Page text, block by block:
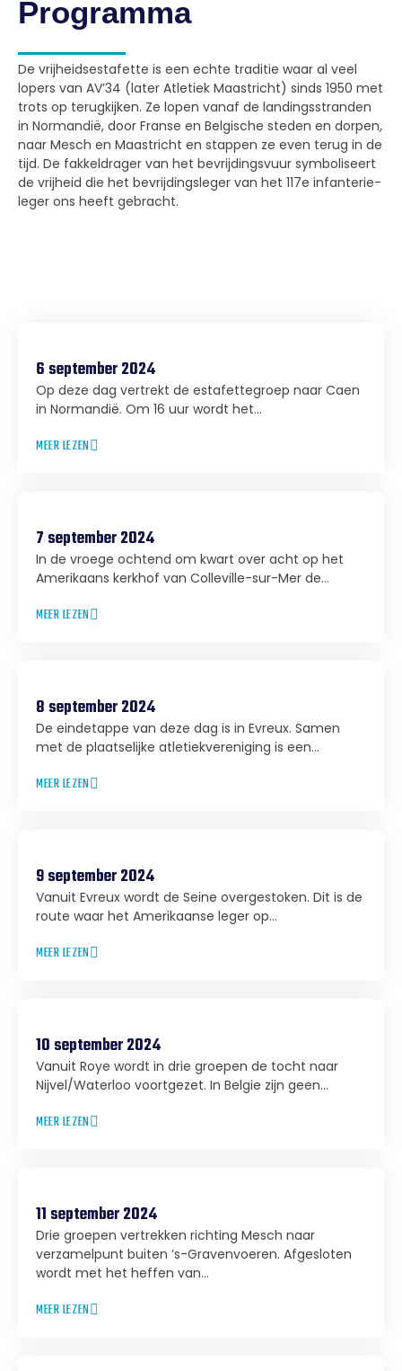
Programma
De vrijheidsestafette is een echte traditie waar al veel
lopers van AV’34 (later Atletiek Maastricht) sinds 1950 met
trots op terugkijken. Ze lopen vanaf de landingsstranden
in Normandië, door Franse en Belgische steden en dorpen,
naar Mesch en Maastricht en stappen ze even terug in de
tijd. De fakkeldrager van het bevrijdingsvuur symboliseert
de vrijheid die het bevrijdingsleger van het 117e infanterie-
leger ons heeft gebracht.
6 september 2024
Op deze dag vertrekt de estafettegroep naar Caen
in Normandië. Om 16 uur wordt het...
MEER LEZEN
7 september 2024
In de vroege ochtend om kwart over acht op het
Amerikaans kerkhof van Colleville-sur-Mer de...
MEER LEZEN
8 september 2024
De eindetappe van deze dag is in Evreux. Samen
met de plaatselijke atletiekvereniging is een...
MEER LEZEN
9 september 2024
Vanuit Evreux wordt de Seine overgestoken. Dit is de
route waar het Amerikaanse leger op...
MEER LEZEN
10 september 2024
Vanuit Roye wordt in drie groepen de tocht naar
Nijvel/Waterloo voortgezet. In Belgie zijn geen...
MEER LEZEN
11 september 2024
Drie groepen vertrekken richting Mesch naar
verzamelpunt buiten ’s-Gravenvoeren. Afgesloten
wordt met het heffen van...
MEER LEZEN